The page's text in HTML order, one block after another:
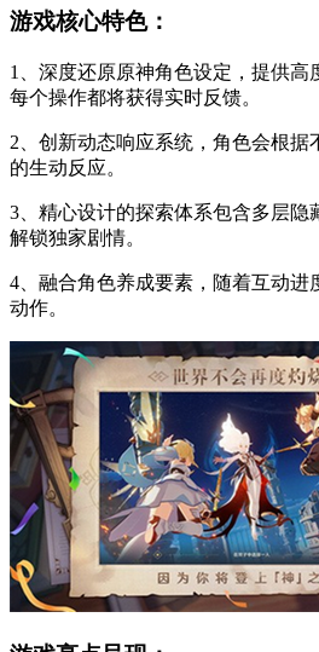
游戏核心特色：
1、深度还原原神角色设定，提供高
每个操作都将获得实时反馈。
2、创新动态响应系统，角色会根据
的生动反应。
3、精心设计的探索体系包含多层隐
解锁独家剧情。
4、融合角色养成要素，随着互动进
动作。